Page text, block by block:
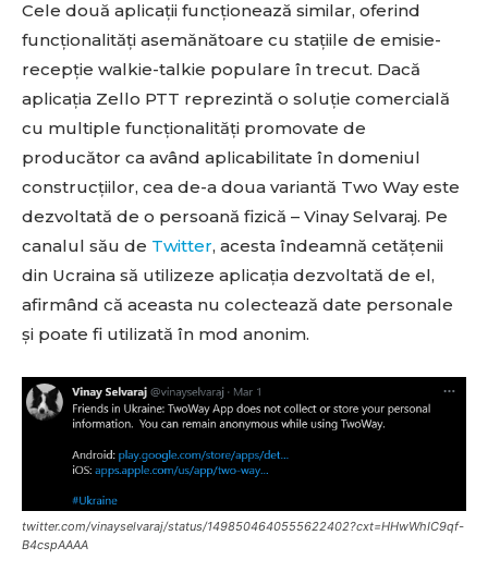
Cele două aplicații funcționează similar, oferind
funcționalități asemănătoare cu stațiile de emisie-
recepție walkie-talkie populare în trecut. Dacă
aplicația Zello PTT reprezintă o soluție comercială
cu multiple funcționalități promovate de
producător ca având aplicabilitate în domeniul
construcțiilor, cea de-a doua variantă Two Way este
dezvoltată de o persoană fizică – Vinay Selvaraj. Pe
canalul său de Twitter, acesta îndeamnă cetățenii
din Ucraina să utilizeze aplicația dezvoltată de el,
afirmând că aceasta nu colectează date personale
și poate fi utilizată în mod anonim.
twitter.com/vinayselvaraj/status/1498504640555622402?cxt=HHwWhIC9qf-
B4cspAAAA